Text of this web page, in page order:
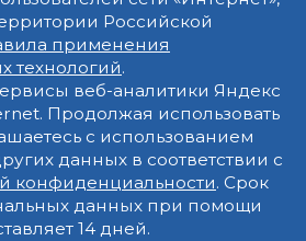
Российской
применения
технологий.
веб-аналитики Яндекс
Продолжая использовать
с использованием
данных в соответствии с
конфиденциальности. Срок
данных при помощи
14 дней.